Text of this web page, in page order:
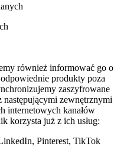
również informować go o
produkty poza
zaszyfrowane
zewnętrznymi
internetowych kanałów
korzysta już z ich usług:
Pinterest, TikTok